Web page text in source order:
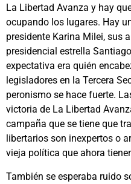
La Libertad Avanza y hay
ocupando los lugares. Hay
presidente Karina Milei, sus
presidencial estrella
expectativa era quién
legisladores en la Tercera
peronismo se hace fuerte.
victoria de La Libertad
campaña que se tiene que
libertarios son inexpertos o
vieja política que ahora
También se esperaba ruido